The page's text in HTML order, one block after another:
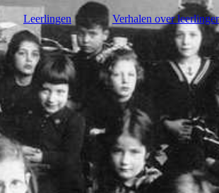
Leerlingen Verhalen over